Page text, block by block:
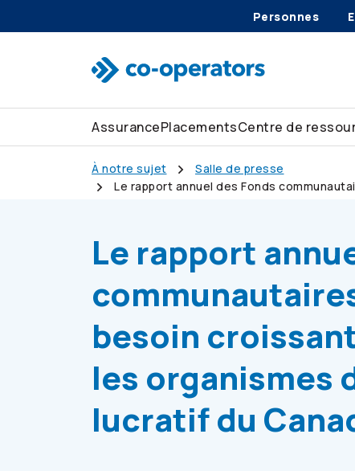
Personnes
AssurancePlacementsCentre de
À notre sujet
Salle de presse
Le rapport annuel des Fonds
Le rapport
besoin
les organismes
lucratif du